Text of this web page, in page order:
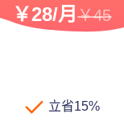
￥28/月￥45
立省15%